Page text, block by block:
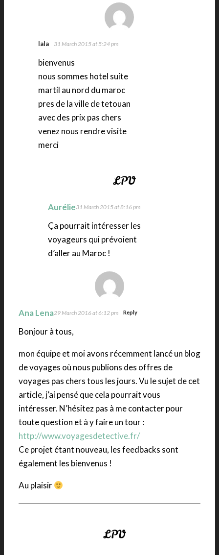
lala 31 March 2015 at 5:24 pm
bienvenus
nous sommes hotel suite
martil au nord du maroc
pres de la ville de tetouan
avec des prix pas chers
venez nous rendre visite
merci
Aurélie31 March 2015 at 8:16 pm
Ça pourrait intéresser les
voyageurs qui prévoient
d’aller au Maroc !
Ana Lena29 March 2016 at 6:12 pm Reply
Bonjour à tous,
mon équipe et moi avons récemment lancé un blog
de voyages où nous publions des offres de
voyages pas chers tous les jours. Vu le sujet de cet
article, j’ai pensé que cela pourrait vous
intéresser. N’hésitez pas à me contacter pour
toute question et à y faire un tour :
http://www.voyagesdetective.fr/
Ce projet étant nouveau, les feedbacks sont
également les bienvenus !
Au plaisir